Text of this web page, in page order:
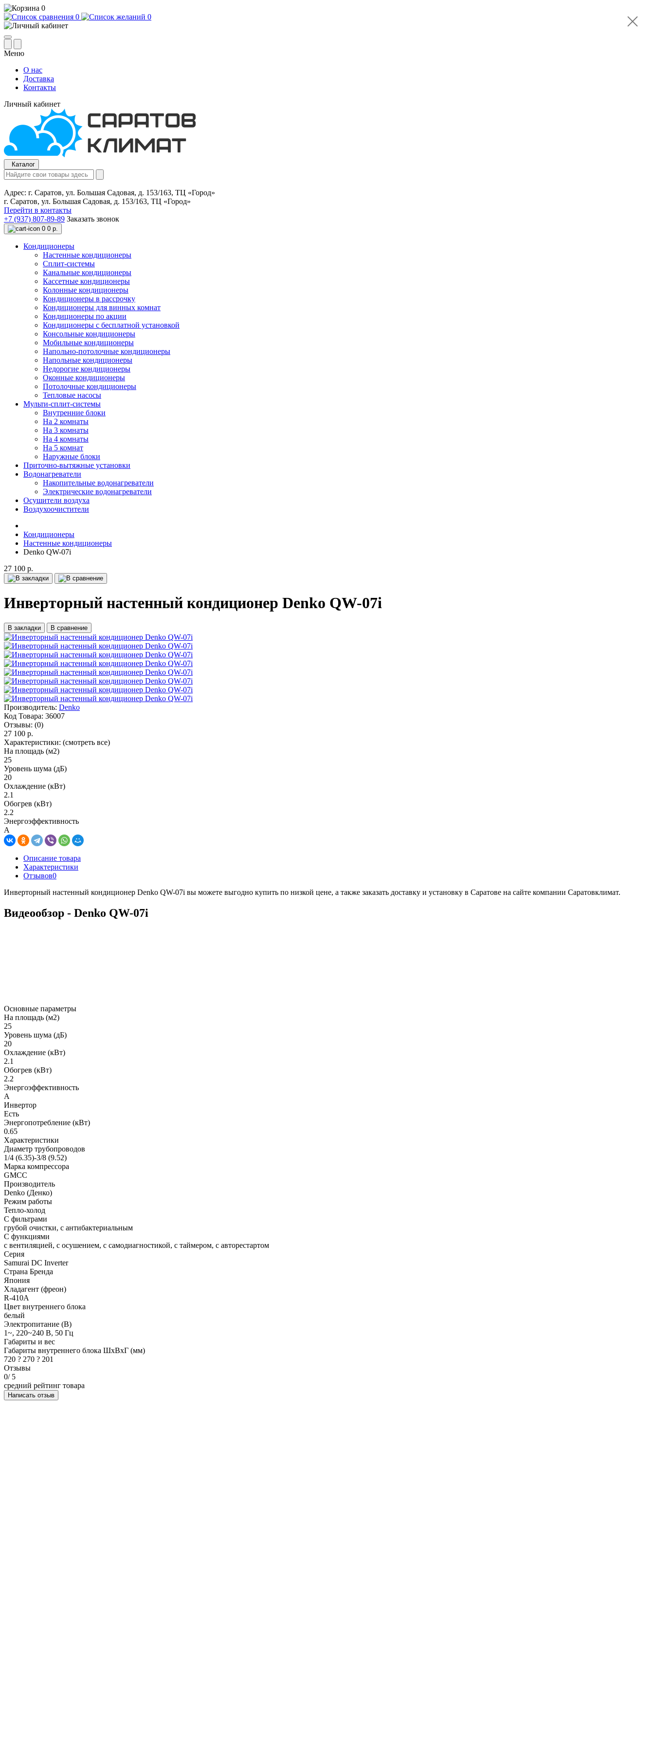
0
0
0
Меню
О нас
Доставка
Контакты
Личный кабинет
Каталог
Адрес: г. Саратов, ул. Большая Садовая, д. 153/163, ТЦ «Город»
г. Саратов, ул. Большая Садовая, д. 153/163, ТЦ «Город»
Перейти в контакты
+7 (937) 807-89-89 Заказать звонок
0 0 р.
Кондиционеры
Настенные кондиционеры
Сплит-системы
Канальные кондиционеры
Кассетные кондиционеры
Колонные кондиционеры
Кондиционеры в рассрочку
Кондиционеры для винных комнат
Кондиционеры по акции
Кондиционеры с бесплатной установкой
Консольные кондиционеры
Мобильные кондиционеры
Напольно-потолочные кондиционеры
Напольные кондиционеры
Недорогие кондиционеры
Оконные кондиционеры
Потолочные кондиционеры
Тепловые насосы
Мульти-сплит-системы
Внутренние блоки
На 2 комнаты
На 3 комнаты
На 4 комнаты
На 5 комнат
Наружные блоки
Приточно-вытяжные установки
Водонагреватели
Накопительные водонагреватели
Электрические водонагреватели
Осушители воздуха
Воздухоочистители
Кондиционеры
Настенные кондиционеры
Denko QW-07i
27 100 р.
Инверторный настенный кондиционер Denko QW-07i
В закладки В сравнение
Производитель: Denko
Код Товара: 36007
Отзывы: (0)
27 100 р.
Характеристики: (смотреть все)
На площадь (м2)
25
Уровень шума (дБ)
20
Охлаждение (кВт)
2.1
Обогрев (кВт)
2.2
Энергоэффективность
A
Описание товара
Характеристики
Отзывов0
Инверторный настенный кондиционер Denko QW-07i вы можете выгодно купить по низкой цене, а также заказать доставку и установку в Саратове на сайте компании Саратовклимат.
Видеообзор - Denko QW-07i
Основные параметры
На площадь (м2)
25
Уровень шума (дБ)
20
Охлаждение (кВт)
2.1
Обогрев (кВт)
2.2
Энергоэффективность
A
Инвертор
Есть
Энергопотребление (кВт)
0.65
Характеристики
Диаметр трубопроводов
1/4 (6.35)-3/8 (9.52)
Марка компрессора
GMCC
Производитель
Denko (Денко)
Режим работы
Тепло-холод
С фильтрами
грубой очистки, с антибактериальным
С функциями
с вентиляцией, с осушением, с самодиагностикой, с таймером, с авторестартом
Серия
Samurai DC Inverter
Страна Бренда
Япония
Хладагент (фреон)
R-410A
Цвет внутреннего блока
белый
Электропитание (В)
1~, 220~240 В, 50 Гц
Габариты и вес
Габариты внутреннего блока ШхВхГ (мм)
720 ? 270 ? 201
Отзывы
0/ 5
средний рейтинг товара
Написать отзыв